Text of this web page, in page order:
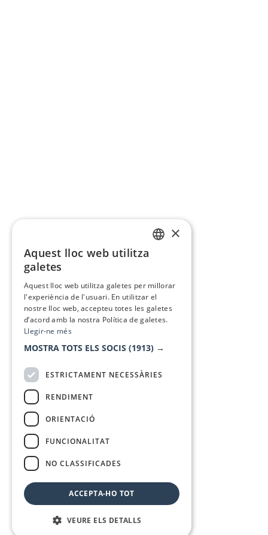
×
Aquest lloc web utilitza
galetes
Aquest lloc web utilitza galetes per millorar
l'experiència de l'usuari. En utilitzar el
nostre lloc web, accepteu totes les galetes
d’acord amb la nostra Política de galetes.
Llegir-ne més
MOSTRA TOTS ELS SOCIS (1913) →
ESTRICTAMENT NECESSÀRIES
RENDIMENT
ORIENTACIÓ
FUNCIONALITAT
NO CLASSIFICADES
ACCEPTA-HO TOT
VEURE ELS DETALLS